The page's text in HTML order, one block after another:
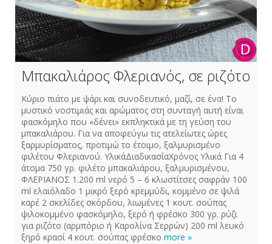
Μπακαλιάρος Φλεριανός, σε ριζότο
Κύριο πιάτο με ψάρι και συνοδευτικό, μαζί, σε ένα! Το
μυστικό νοστιμιάς και αρώματος στη συνταγή αυτή είναι
φασκόμηλο που «δένει» εκπληκτικά με τη γεύση του
μπακαλιάρου. Για να αποφεύγω τις ατελείωτες ώρες
ξαρμυρίσματος, προτιμώ το έτοιμο, ξαλμυρισμένο
φιλέτου Φλεριανού. ΥλικάΔιαδικασίαΧρόνος Υλικά Για 4
άτομα 750 γρ. φιλέτο μπακαλιάρου, ξαλμυρισμένου,
ΦΛΕΡΙΑΝΟΣ 1.200 ml νερό 5 – 6 κλωστίτσες σαφράν 100
ml ελαιόλαδο 1 μικρό ξερό κρεμμύδι, κομμένο σε ψιλά
καρέ 2 σκελίδες σκόρδου, λιωμένες 1 κουτ. σούπας
ψιλοκομμένο φασκόμηλο, ξερό ή φρέσκο 300 γρ. ρύζι
για ριζότο (αρμπόριο ή Καρολίνα Σερρών) 200 ml λευκό
ξηρό κρασί 4 κουτ. σούπας φρέσκο more »